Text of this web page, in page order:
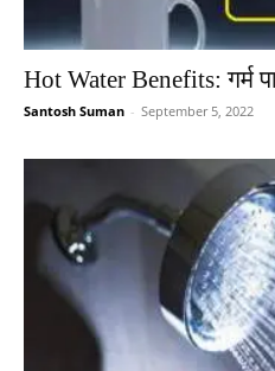
Hot Water Benefits: गर्म
Santosh Suman - September 5, 2022